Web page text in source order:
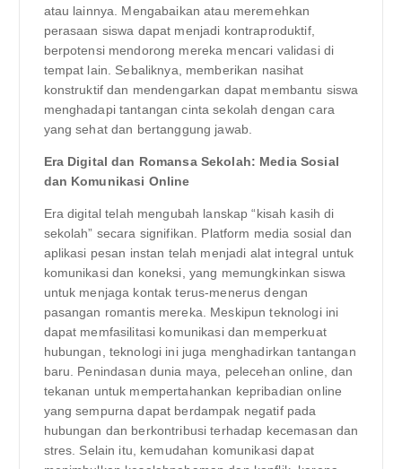
atau lainnya. Mengabaikan atau meremehkan
perasaan siswa dapat menjadi kontraproduktif,
berpotensi mendorong mereka mencari validasi di
tempat lain. Sebaliknya, memberikan nasihat
konstruktif dan mendengarkan dapat membantu siswa
menghadapi tantangan cinta sekolah dengan cara
yang sehat dan bertanggung jawab.
Era Digital dan Romansa Sekolah: Media Sosial
dan Komunikasi Online
Era digital telah mengubah lanskap “kisah kasih di
sekolah” secara signifikan. Platform media sosial dan
aplikasi pesan instan telah menjadi alat integral untuk
komunikasi dan koneksi, yang memungkinkan siswa
untuk menjaga kontak terus-menerus dengan
pasangan romantis mereka. Meskipun teknologi ini
dapat memfasilitasi komunikasi dan memperkuat
hubungan, teknologi ini juga menghadirkan tantangan
baru. Penindasan dunia maya, pelecehan online, dan
tekanan untuk mempertahankan kepribadian online
yang sempurna dapat berdampak negatif pada
hubungan dan berkontribusi terhadap kecemasan dan
stres. Selain itu, kemudahan komunikasi dapat